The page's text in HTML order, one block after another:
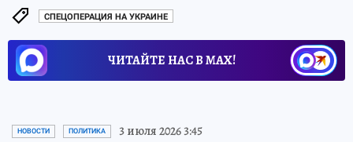
СПЕЦОПЕРАЦИЯ НА УКРАИНЕ
ЧИТАЙТЕ НАС В МАХ!
НОВОСТИ ПОЛИТИКА 3 июля 2026 3:45